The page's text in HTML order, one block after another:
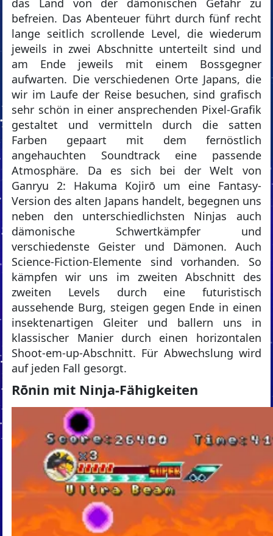
das Land von der dämonischen Gefahr zu
befreien. Das Abenteuer führt durch fünf recht
lange seitlich scrollende Level, die wiederum
jeweils in zwei Abschnitte unterteilt sind und
am Ende jeweils mit einem Bossgegner
aufwarten. Die verschiedenen Orte Japans, die
wir im Laufe der Reise besuchen, sind grafisch
sehr schön in einer ansprechenden Pixel-Grafik
gestaltet und vermitteln durch die satten
Farben gepaart mit dem fernöstlich
angehauchten Soundtrack eine passende
Atmosphäre. Da es sich bei der Welt von
Ganryu 2: Hakuma Kojirō um eine Fantasy-
Version des alten Japans handelt, begegnen uns
neben den unterschiedlichsten Ninjas auch
dämonische Schwertkämpfer und
verschiedenste Geister und Dämonen. Auch
Science-Fiction-Elemente sind vorhanden. So
kämpfen wir uns im zweiten Abschnitt des
zweiten Levels durch eine futuristisch
aussehende Burg, steigen gegen Ende in einen
insektenartigen Gleiter und ballern uns in
klassischer Manier durch einen horizontalen
Shoot-em-up-Abschnitt. Für Abwechslung wird
auf jeden Fall gesorgt.
Rōnin mit Ninja-Fähigkeiten